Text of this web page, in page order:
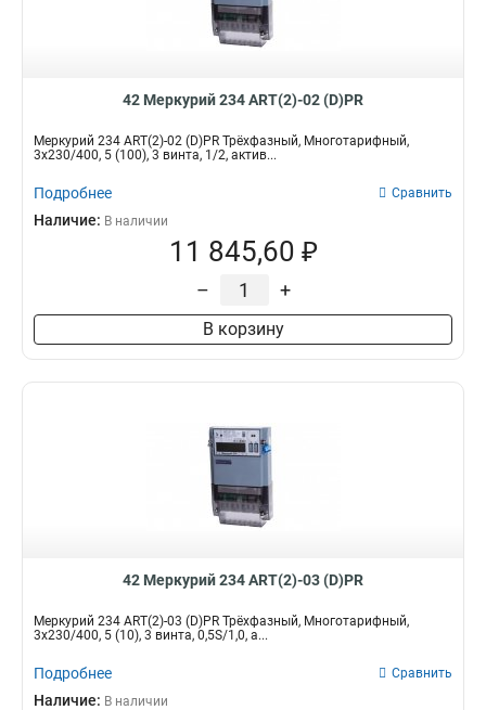
42 Меркурий 234 ART(2)-02 (D)PR
Меркурий 234 ART(2)-02 (D)PR Трёхфазный, Многотарифный,
3x230/400, 5 (100), 3 винта, 1/2, актив...
Подробнее Сравнить
Наличие: В наличии
11 845,60 ₽
– +
В корзину
42 Меркурий 234 ART(2)-03 (D)PR
Меркурий 234 ART(2)-03 (D)PR Трёхфазный, Многотарифный,
3x230/400, 5 (10), 3 винта, 0,5S/1,0, а...
Подробнее Сравнить
Наличие: В наличии